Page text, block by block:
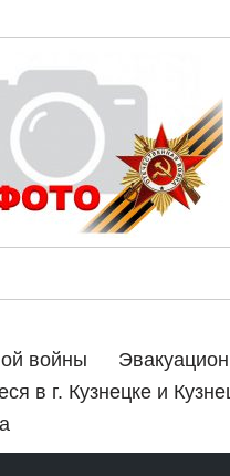
войны
в г. Кузнецке и